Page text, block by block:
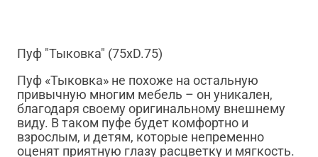
Пуф "Тыковка" (75хD.75)
Пуф «Тыковка» не похоже на остальную
привычную многим мебель – он уникален,
благодаря своему оригинальному внешнему
виду. В таком пуфе будет комфортно и
взрослым, и детям, которые непременно
оценят приятную глазу расцветку и мягкость.